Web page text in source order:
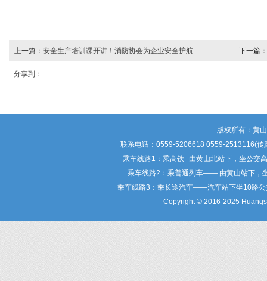
上一篇： 安全生产培训课开讲！消防协会为企业安全护航 下一篇：
分享到：
版权所有：
联系电话：0559-5206618 0559-2513116(
乘车线路1：乘高铁--由黄山北站下，坐公交
乘车线路2：乘普通列车—— 由黄山站下，
乘车线路3：乘长途汽车——汽车站下坐10路公
Copyright © 2016-2025